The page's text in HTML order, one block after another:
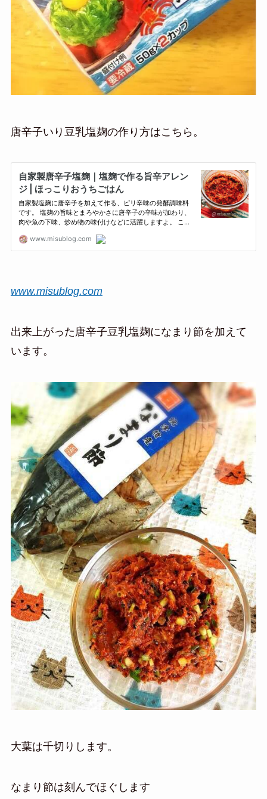
唐辛子いり豆乳塩麹の作り方はこちら。
www.misublog.com
出来上がった唐辛子豆乳塩麹になまり節を加えて
います。
大葉は千切りします。
なまり節は刻んでほぐします